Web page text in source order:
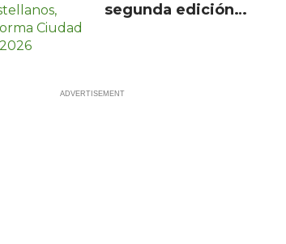
segunda edición